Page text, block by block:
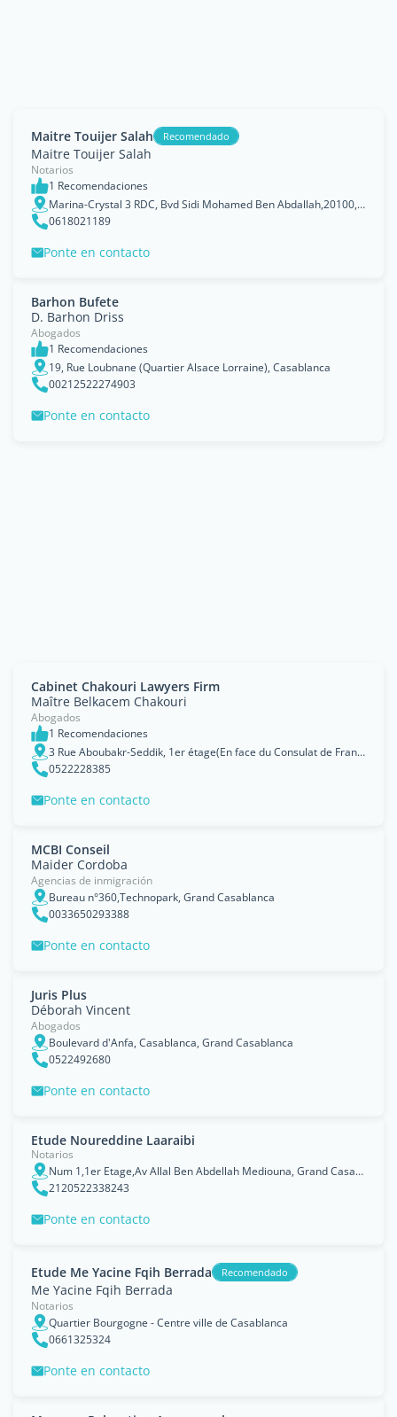
Maitre Touijer Salah Recomendado
Maitre Touijer Salah
Notarios
1 Recomendaciones
Marina-Crystal 3 RDC, Bvd Sidi Mohamed Ben Abdallah,20100, Casablanca, Grand Casablanca
0618021189
Ponte en contacto
Barhon Bufete
D. Barhon Driss
Abogados
1 Recomendaciones
19, Rue Loubnane (Quartier Alsace Lorraine), Casablanca
00212522274903
Ponte en contacto
Cabinet Chakouri Lawyers Firm
Maître Belkacem Chakouri
Abogados
1 Recomendaciones
3 Rue Aboubakr-Seddik, 1er étage(En face du Consulat de France), Grand Casablanca
0522228385
Ponte en contacto
MCBI Conseil
Maider Cordoba
Agencias de inmigración
Bureau n°360,Technopark, Grand Casablanca
0033650293388
Ponte en contacto
Juris Plus
Déborah Vincent
Abogados
Boulevard d'Anfa, Casablanca, Grand Casablanca
0522492680
Ponte en contacto
Etude Noureddine Laaraibi
Notarios
Num 1,1er Etage,Av Allal Ben Abdellah Mediouna, Grand Casablanca
2120522338243
Ponte en contacto
Etude Me Yacine Fqih Berrada Recomendado
Me Yacine Fqih Berrada
Notarios
Quartier Bourgogne - Centre ville de Casablanca
0661325324
Ponte en contacto